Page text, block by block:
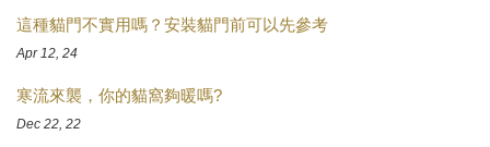
這種貓門不實用嗎？安裝貓門前可以先參考
Apr 12, 24
寒流來襲，你的貓窩夠暖嗎?
Dec 22, 22